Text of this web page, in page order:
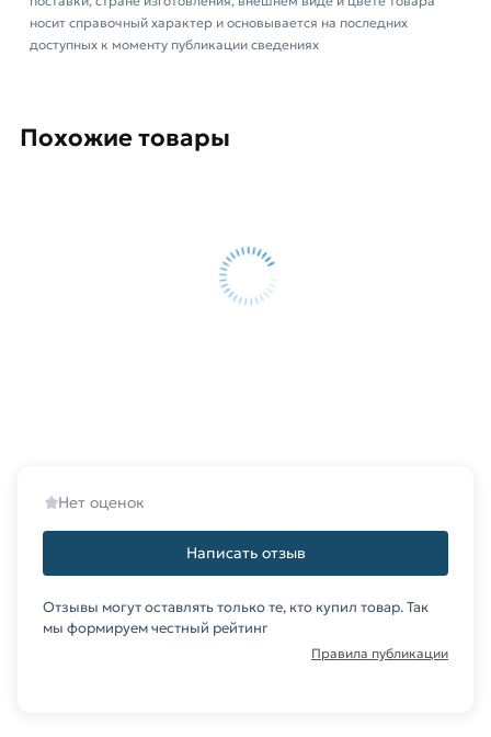
носит справочный характер и основывается на последних
доступных к моменту публикации сведениях
Похожие товары
Нет оценок
Написать отзыв
Отзывы могут оставлять только те, кто купил товар. Так
мы формируем честный рейтинг
Правила публикации